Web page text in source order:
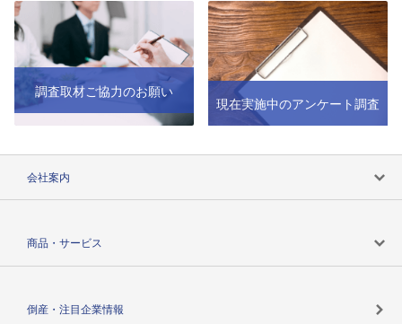
調査取材ご協力のお願い
現在実施中のアンケート調査
会社案内
商品・サービス
倒産・注目企業情報